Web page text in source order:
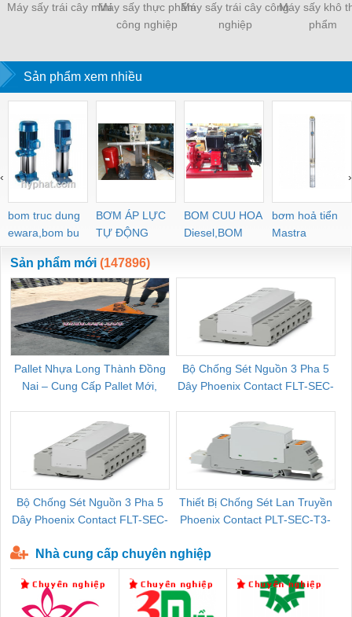
Máy sấy trái cây miniMáy sấy thực phẩm
công nghiệp
Máy sấy trái cây công
nghiệp
Máy sấy khô
phẩm
Sản phẩm xem nhiều
bom truc dung
ewara,bom bu
ewara
BƠM ÁP LỰC
TỰ ĐỘNG
BOM CUU HOA
Diesel,BOM
CHUA CHAY
bơm hoả tiển
Mastra
‹ ›
Sản phẩm mới (147896)
Pallet Nhựa Long Thành Đồng
Nai – Cung Cấp Pallet Mới,
Bộ Chống Sét Nguồn 3 Pha 5
Dây Phoenix Contact FLT-SEC-
Bộ Chống Sét Nguồn 3 Pha 5
Dây Phoenix Contact FLT-SEC-
Thiết Bị Chống Sét Lan Truyền
Phoenix Contact PLT-SEC-T3-
Nhà cung cấp chuyên nghiệp